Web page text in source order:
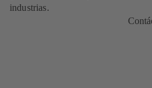
industrias.